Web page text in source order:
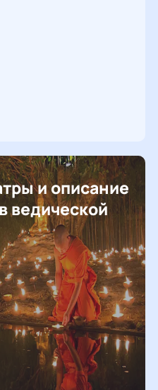
и описание
ведической